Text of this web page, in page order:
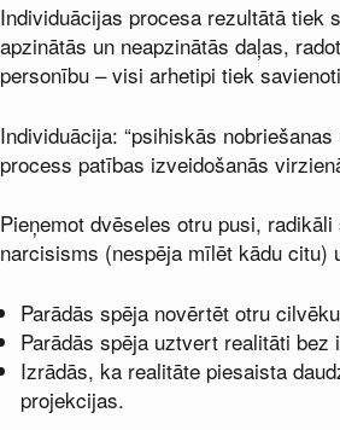
Individuācijas procesa rezultātā tiek
apzinātās un neapzinātās daļas,
personību – visi arhetipi tiek
Individuācija: “psihiskās
process patības izveidošanās
Pieņemot dvēseles otru pusi,
narcisisms (nespēja mīlēt kādu citu)
Parādās spēja novērtēt otru
Parādās spēja uztvert realitāti bez
Izrādās, ka realitāte piesaista
projekcijas.